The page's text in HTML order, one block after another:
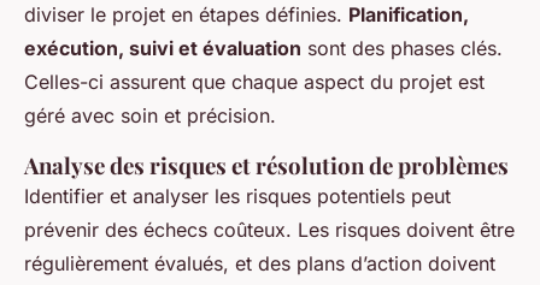
diviser le projet en étapes définies. Planification,
exécution, suivi et évaluation sont des phases clés.
Celles-ci assurent que chaque aspect du projet est
géré avec soin et précision.
Analyse des risques et résolution de problèmes
Identifier et analyser les risques potentiels peut
prévenir des échecs coûteux. Les risques doivent être
régulièrement évalués, et des plans d’action doivent